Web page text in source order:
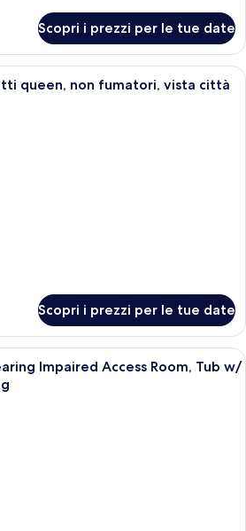
Scopri i prezzi per le tue date
Camera d'albergo con due letti,
queen, non fumatori, vista città
Scopri i prezzi per le tue date
Camera d'albergo con un letto
Impaired Access Room, Tub w/